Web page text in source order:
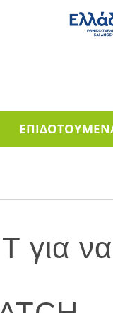
για να